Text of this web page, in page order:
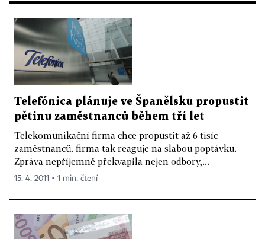
Telefónica plánuje ve Španělsku propustit
pětinu zaměstnanců během tří let
Telekomunikační firma chce propustit až 6 tisíc
zaměstnanců. firma tak reaguje na slabou poptávku.
Zpráva nepříjemně překvapila nejen odbory,...
15. 4. 2011 ▪ 1 min. čtení